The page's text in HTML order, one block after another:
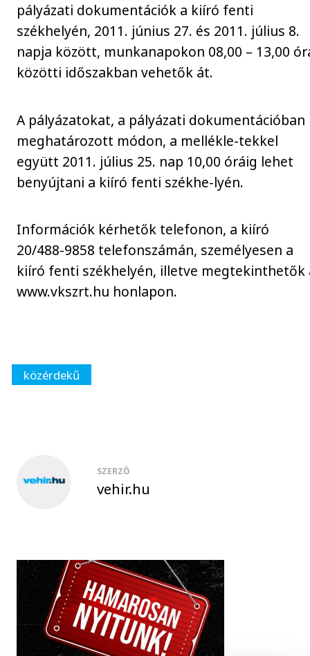
pályázati dokumentációk a kiíró fenti
székhelyén, 2011. június 27. és 2011. július 8.
napja között, munkanapokon 08,00 – 13,00
közötti időszakban vehetők át.
A pályázatokat, a pályázati dokumentációban
meghatározott módon, a mellékle-tekkel
együtt 2011. július 25. nap 10,00 óráig lehet
benyújtani a kiíró fenti székhe-lyén.
Információk kérhetők telefonon, a kiíró
20/488-9858 telefonszámán, személyesen a
kiíró fenti székhelyén, illetve megtekinthetők
www.vkszrt.hu honlapon.
közérdekű
SZERZŐ
vehir.hu